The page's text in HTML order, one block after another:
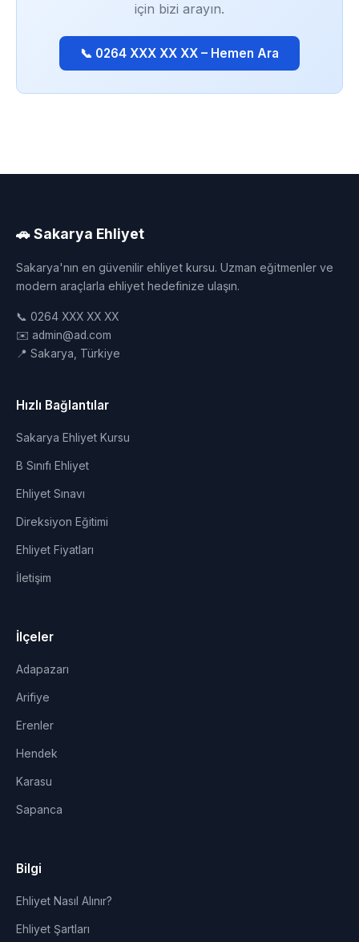
için bizi arayın.
📞 0264 XXX XX XX – Hemen Ara
🚗 Sakarya Ehliyet
Sakarya'nın en güvenilir ehliyet kursu. Uzman eğitmenler ve
modern araçlarla ehliyet hedefinize ulaşın.
📞 0264 XXX XX XX
✉️ admin@ad.com
📍 Sakarya, Türkiye
Hızlı Bağlantılar
Sakarya Ehliyet Kursu
B Sınıfı Ehliyet
Ehliyet Sınavı
Direksiyon Eğitimi
Ehliyet Fiyatları
İletişim
İlçeler
Adapazarı
Arifiye
Erenler
Hendek
Karasu
Sapanca
Bilgi
Ehliyet Nasıl Alınır?
Ehliyet Şartları